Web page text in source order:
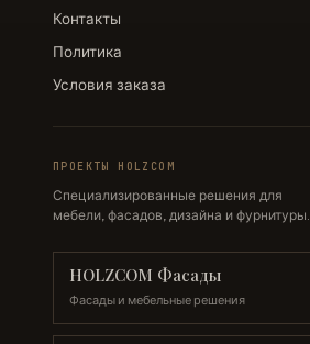
Контакты
Политика
Условия заказа
ПРОЕКТЫ HOLZCOM
Специализированные решения для
мебели, фасадов, дизайна и фурнитуры.
HOLZCOM Фасады
Фасады и мебельные решения